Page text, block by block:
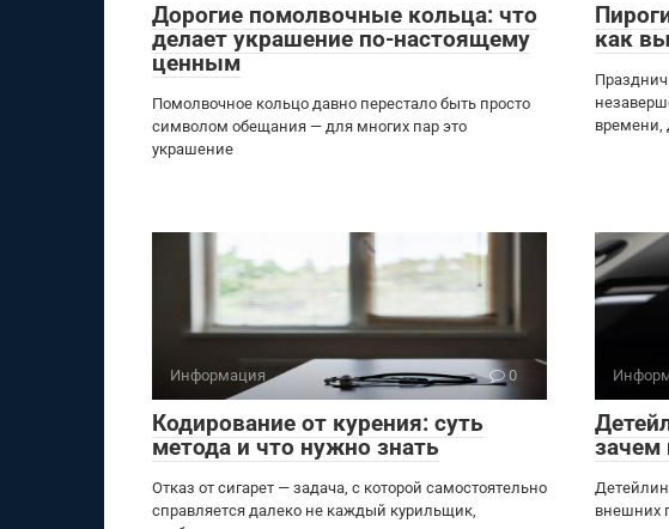
Дорогие помолвочные кольца: что
делает украшение по-настоящему
ценным
Помолвочное кольцо давно перестало быть просто
символом обещания — для многих пар это
украшение
как
времени,
Информация 0
Кодирование от курения: суть
метода и что нужно знать
Отказ от сигарет — задача, с которой самостоятельно
справляется далеко не каждый курильщик,
зачем
внешних